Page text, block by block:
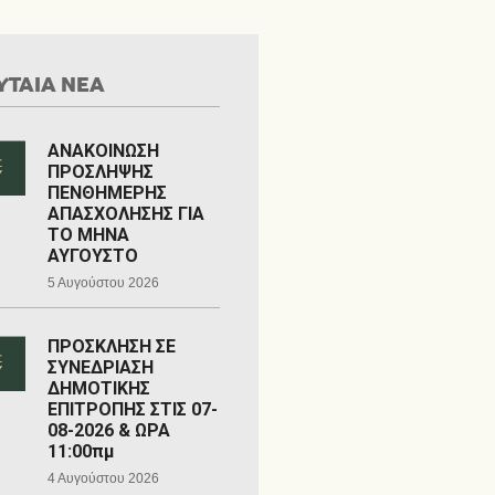
ΝΕΑ
ΑΝΑΚΟΙΝΩΣΗ
ΠΡΟΣΛΗΨΗΣ
ΠΕΝΘΗΜΕΡΗΣ
ΑΠΑΣΧΟΛΗΣΗΣ ΓΙΑ
ΤΟ ΜΗΝΑ
ΑΥΓΟΥΣΤΟ
5 Αυγούστου 2026
ΠΡΟΣΚΛΗΣΗ ΣΕ
ΣΥΝΕΔΡΙΑΣΗ
ΔΗΜΟΤΙΚΗΣ
ΕΠΙΤΡΟΠΗΣ ΣΤΙΣ 07-
08-2026 & ΩΡΑ
11:00πμ
4 Αυγούστου 2026